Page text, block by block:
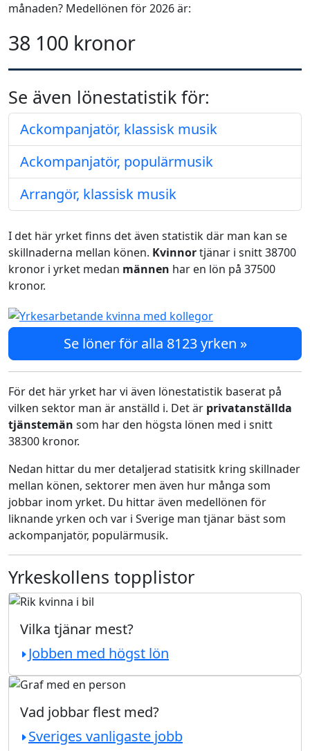
månaden? Medellönen för 2026 är:
38 100 kronor
Se även lönestatistik för:
Ackompanjatör, klassisk musik
Ackompanjatör, populärmusik
Arrangör, klassisk musik
I det här yrket finns det även statistik där man kan se
skillnaderna mellan könen. Kvinnortjänar i snitt 38700
kronor i yrket medan männen har en lön på 37500
kronor.
Se löner för alla 8123 yrken »
För det här yrket har vi även lönestatistik baserat på
vilken sektor man är anställd i. Det är privatanställda
tjänstemän som har den högsta lönen med i snitt
38300 kronor.
Nedan hittar du mer detaljerad statisitk kring skillnader
mellan könen, sektorer men även hur många som
jobbar inom yrket. Du hittar även medellönen för
liknande yrken och var i Sverige man tjänar bäst som
ackompanjatör, populärmusik.
Yrkeskollens topplistor
Vilka tjänar mest?
Jobben med högst lön
Vad jobbar flest med?
Sveriges vanligaste jobb